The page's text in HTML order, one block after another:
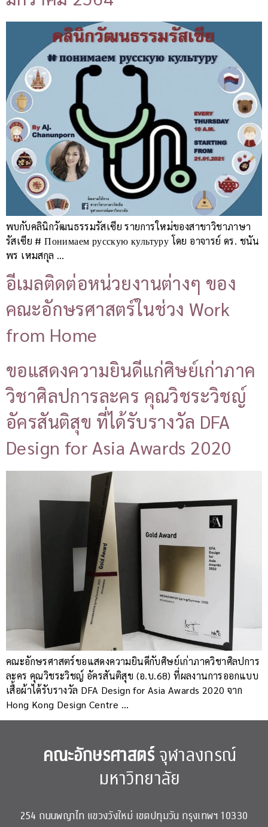
พบกับคลินิกวัฒนธรรมรัสเซีย รายการใหม่ของสาขาวิชาภาษา
รัสเซีย # Понимаем русскую культуру โดย อาจารย์ ดร. ชนัน
พร เหมสกุล …
อีเมลติดต่อหน่วยงานต่างๆ ของ
คณะอักษรศาสตร์ในช่วง Work
from Home
ขอแสดงความยินดีแก่ศิษย์เก่าภาค
วิชาศิลปการละคร คุณวิชระวิชญ์
อัครสันติสุข ที่ได้รับรางวัล DFA
Design for Asia Awards 2020
คณะอักษรศาสตร์ขอแสดงความยินดีกับศิษย์เก่าภาควิชาศิลปการ
ละคร คุณวิชระวิชญ์ อัครสันติสุข (อ.บ.68) ที่ผลงานการออกแบบ
เสื้อผ้าได้รับรางวัล DFA Design for Asia Awards 2020 จาก
Hong Kong Design Centre …
คณะอักษรศาสตร์จุฬาลงกรณ์
มหาวิทยาลัย
254 ถนนพญาไท แขวงวังใหม่ เขตปทุมวัน กรุงเทพฯ 10330